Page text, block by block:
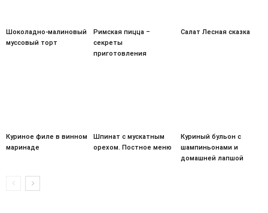
Шоколадно-малиновый
муссовый торт
Римская пицца –
секреты
приготовления
Салат Лесная сказка
Куриное филе в винном
маринаде
Шпинат с мускатным
орехом. Постное меню
Куриный бульон с
шампиньонами и
домашней лапшой